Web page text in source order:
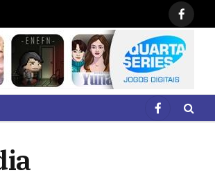
Facebook